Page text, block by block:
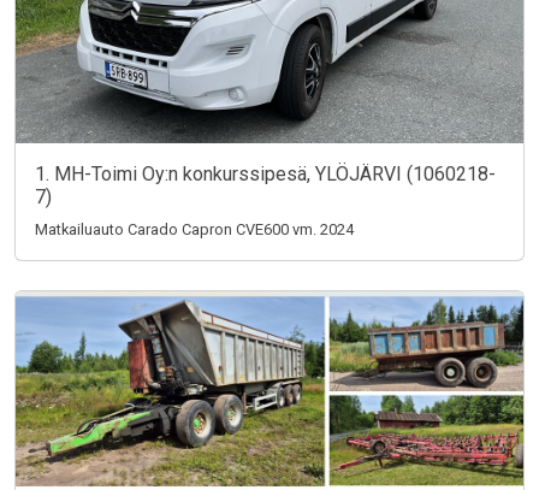
1. MH-Toimi Oy:n konkurssipesä, YLÖJÄRVI (1060218-
7)
Matkailuauto Carado Capron CVE600 vm. 2024